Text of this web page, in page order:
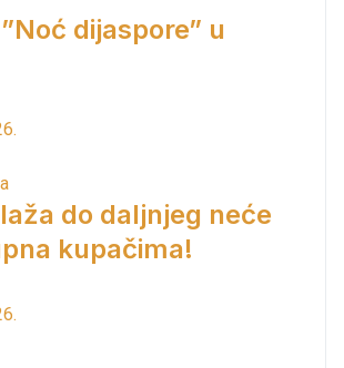
dijaspore” u
do daljnjeg neće
kupačima!